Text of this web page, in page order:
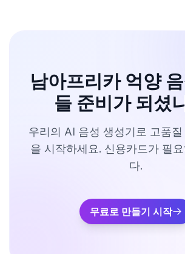
남아프리카 억양
들 준비가 되셨
우리의 AI 음성 생성기로 고품
을 시작하세요. 신용카드가 필
다.
무료로 만들기 시작